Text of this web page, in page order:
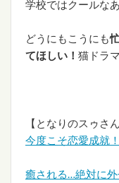
学校ではクールなあ
どうにもこうにも
てほしい！ 猫ドラ
【となりのスゥさ
今度こそ恋愛成就
癒される…絶対に